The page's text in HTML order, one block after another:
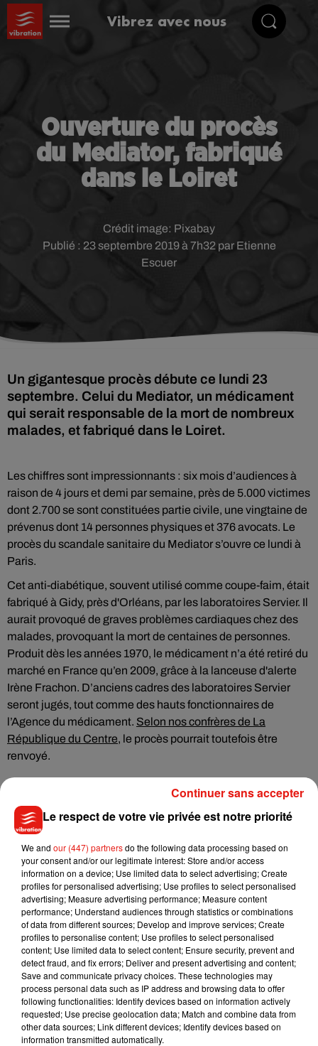
Vibrez avec nous
Ouverture du procès
du Mediator, fabriqué
dans le Loiret
Publié : 23 septembre 2019 à 7h32 par Etienne
Escuer
Crédit image: Pixabay
Un gigantesque procès débute ce lundi 23
septembre. Celui du Mediator, un médicament
qui serait responsable de la mort de nombreux
malades, et fabriqué dans le Loiret.
Les chiffres sont impressionnants : six mois d’audiences à
raison de 4 jours et demi par semaine, près de 5.000 victimes
dont 2.700 se sont constituées partie civile, une vingtaine de
prévenus dont 14 personnes physiques et 376 avocats. Le
procès du scandale sanitaire du Mediator s’ouvre ce lundi à
Paris.
Cet anti-diabétique, souvent utilisé comme coupe-faim, était
fabriqué à Gidy, près d'Orléans, par les laboratoires Servier. Il
aurait provoqué de graves problèmes cardiaques chez des
malades, provoquant la mort de centaines de personnes.
Produit dès les années 1970, le médicament n’a été retiré du
marché en France qu’en 2009, grâce à la lanceuse d'alerte
Irène Frachon. D’anciens cadres des laboratoires Servier
seront jugés, tout comme des hauts fonctionnaires de
l’Agence du médicament. Selon nos confrères de La
République du Centre, le procès pourrait toutefois être
renvoyé.
Musique
7 août 2026
Julien Lieb s’essaye à la vie de chatelain
dans son nouveau clip
7 août 2026
Madonna sort enfin le remix de « Love
Sensation » avec Kylie Minogue
Le respect de votre vie privée est notre priorité
We and our (447) partnersdo the following data processing based on
your consent and/or our legitimate interest: Store and/or access
information on a device; Use limited data to select advertising; Create
profiles for personalised advertising; Use profiles to select personalised
advertising; Measure advertising performance; Measure content
performance; Understand audiences through statistics or combinations
of data from different sources; Develop and improve services; Create
profiles to personalise content; Use profiles to select personalised
content; Use limited data to select content; Ensure security, prevent and
detect fraud, and fix errors; Deliver and present advertising and content;
Save and communicate privacy choices. These technologies may
process personal data such as IP address and browsing data to offer
following functionalities: Identify devices based on information actively
requested; Use precise geolocation data; Match and combine data from
other data sources; Link different devices; Identify devices based on
information transmitted automatically.
Continuer sans accepter